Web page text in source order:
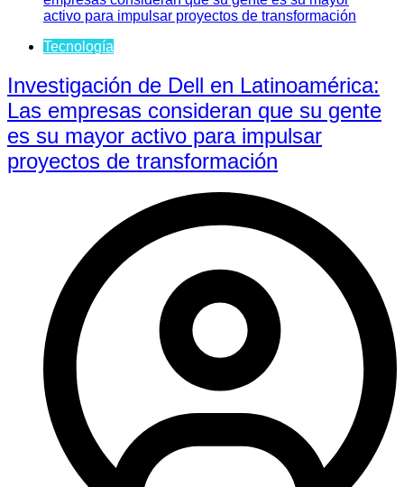
Tecnología
Investigación de Dell en Latinoamérica:
Las empresas consideran que su gente
es su mayor activo para impulsar
proyectos de transformación